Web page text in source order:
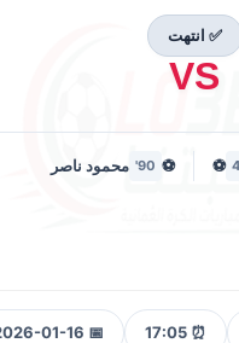
✅ انتهت
VS
⚽
⚽
90' محمود ناصر
⏰ 17:05
📅 2026-01-16